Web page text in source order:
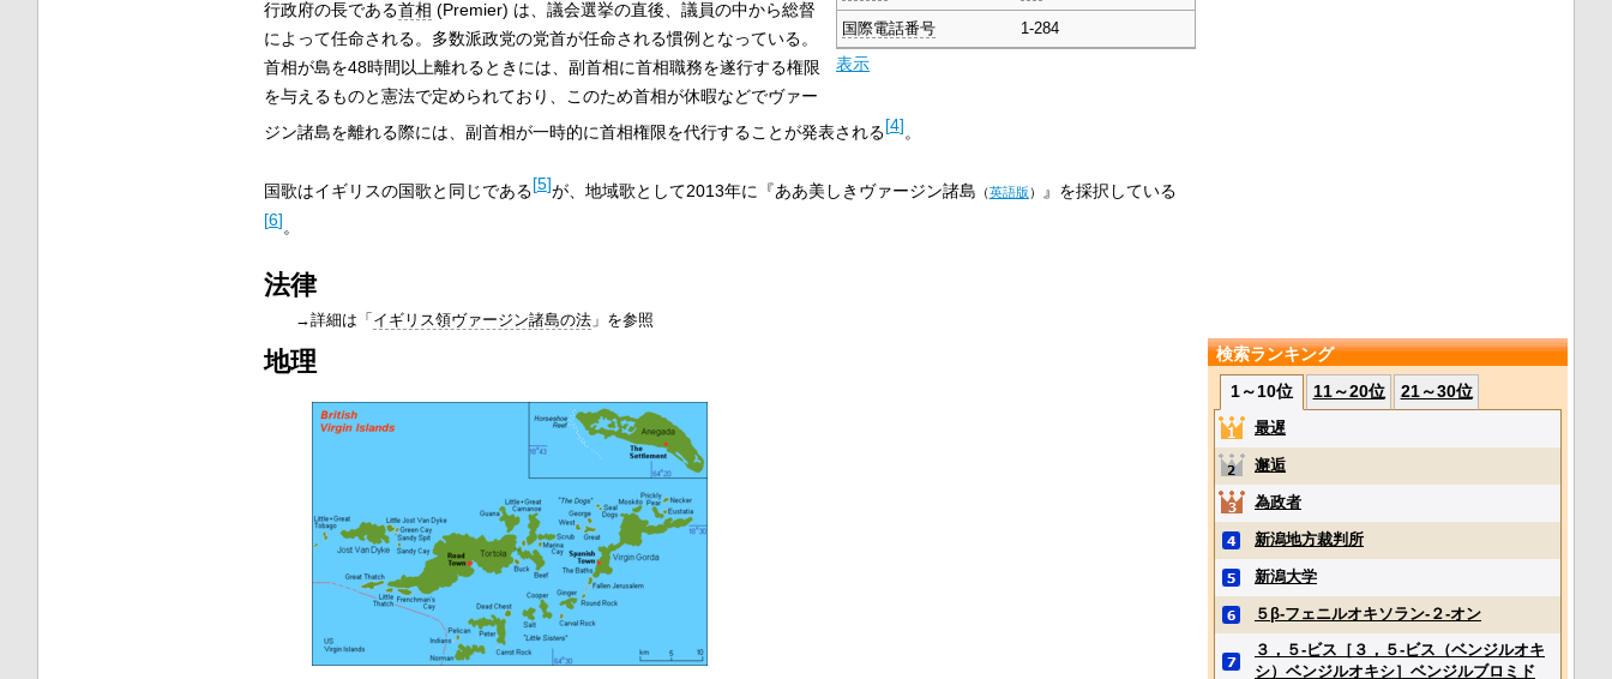
国際電話番号 1-284
表示
行政府の長である首相 (Premier) は、議会選挙の直後、議員の中から総督
によって任命される。多数派政党の党首が任命される慣例となっている。
首相が島を48時間以上離れるときには、副首相に首相職務を遂行する権限
を与えるものと憲法で定められており、このため首相が休暇などでヴァー
ジン諸島を離れる際には、副首相が一時的に首相権限を代行することが発表される[4]。
国歌はイギリスの国歌と同じである[5]が、地域歌として2013年に『ああ美しきヴァージン諸島 （英語版）
』を採択している
[6]。
法律
→詳細は「 イギリス領ヴァージン諸島の法」を参照
地理
検索ランキング
1～10位
11～20位 21～30位
最遅
邂逅
為政者
新潟地方裁判所
新潟大学
５β‐フェニルオキソラン‐２‐オン
３，５‐ビス［３，５‐ビス（ベンジルオキ
シ）ベンジルオキシ］ベンジルブロミド